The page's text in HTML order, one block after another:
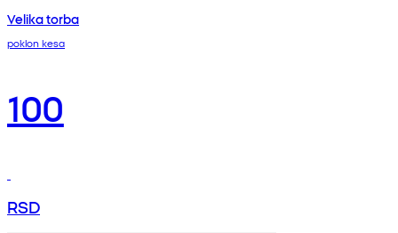
Velika torba
poklon kesa
100
RSD